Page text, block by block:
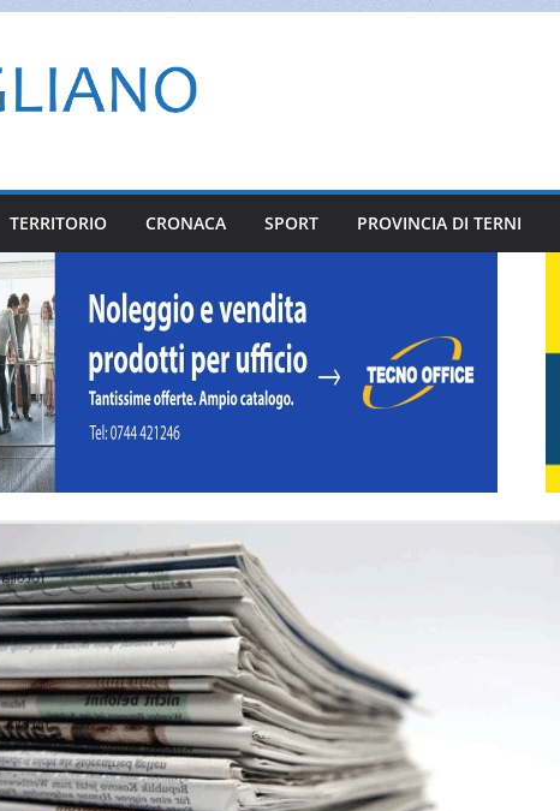
TERRITORIO CRONACA SPORT PROVINCIA DI TERNI